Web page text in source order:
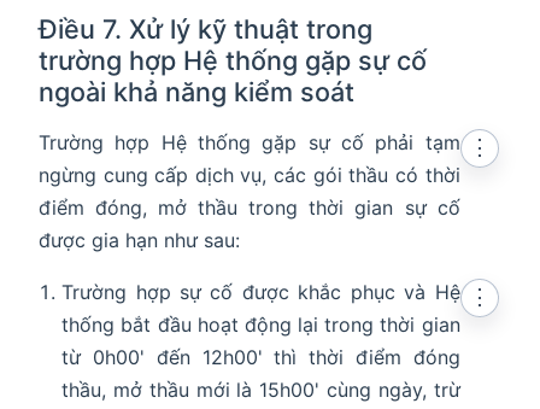
Điều 7. Xử lý kỹ thuật trong
trường hợp Hệ thống gặp sự cố
ngoài khả năng kiểm soát
Trường hợp Hệ thống gặp sự cố phải tạm
ngừng cung cấp dịch vụ, các gói thầu có thời
điểm đóng, mở thầu trong thời gian sự cố
được gia hạn như sau:
⋮
Trường hợp sự cố được khắc phục và Hệ
thống bắt đầu hoạt động lại trong thời gian
từ 0h00' đến 12h00' thì thời điểm đóng
thầu, mở thầu mới là 15h00' cùng ngày, trừ
⋮